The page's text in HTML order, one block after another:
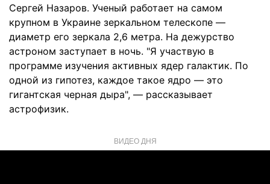
Сергей Назаров. Ученый работает на самом
крупном в Украине зеркальном телескопе —
диаметр его зеркала 2,6 метра. На дежурство
астроном заступает в ночь. "Я участвую в
программе изучения активных ядер галактик. По
одной из гипотез, каждое такое ядро — это
гигантская черная дыра", — рассказывает
астрофизик.
ВИДЕО ДНЯ